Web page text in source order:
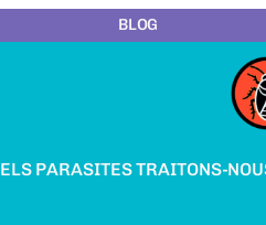
BLOG
PARASITES TRAITONS-